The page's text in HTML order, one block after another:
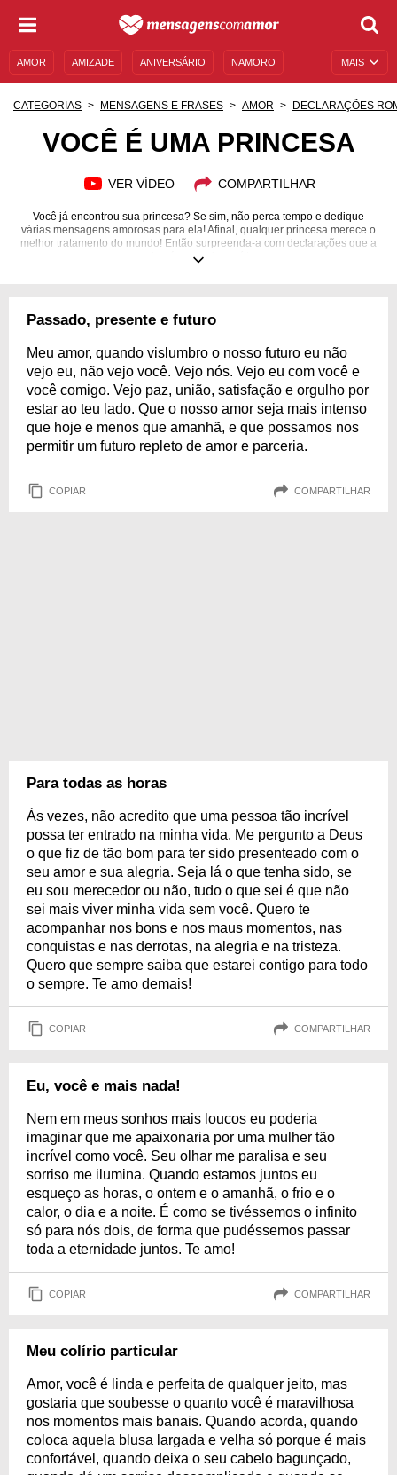
MAIS
AMOR AMIZADE ANIVERSÁRIO NAMORO
UNIVERSO FEMININO
CATEGORIAS MENSAGENS E FRASES AMOR DECLARAÇÕES
VOCÊ É UMA PRINCESA
VER VÍDEO COMPARTILHAR
Você já encontrou sua princesa? Se sim, não perca tempo e dedique
várias mensagens amorosas para ela! Afinal, qualquer princesa merece o
melhor tratamento do mundo! Então surpreenda-a com declarações que a
deixará de queixo caído.
Passado, presente e futuro
Meu amor, quando vislumbro o nosso futuro eu não
vejo eu, não vejo você. Vejo nós. Vejo eu com você e
você comigo. Vejo paz, união, satisfação e orgulho por
estar ao teu lado. Que o nosso amor seja mais intenso
que hoje e menos que amanhã, e que possamos nos
permitir um futuro repleto de amor e parceria.
COPIAR COMPARTILHAR
Para todas as horas
Às vezes, não acredito que uma pessoa tão incrível
possa ter entrado na minha vida. Me pergunto a Deus
o que fiz de tão bom para ter sido presenteado com o
seu amor e sua alegria. Seja lá o que tenha sido, se
eu sou merecedor ou não, tudo o que sei é que não
sei mais viver minha vida sem você. Quero te
acompanhar nos bons e nos maus momentos, nas
conquistas e nas derrotas, na alegria e na tristeza.
Quero que sempre saiba que estarei contigo para todo
o sempre. Te amo demais!
COPIAR COMPARTILHAR
Eu, você e mais nada!
Nem em meus sonhos mais loucos eu poderia
imaginar que me apaixonaria por uma mulher tão
incrível como você. Seu olhar me paralisa e seu
sorriso me ilumina. Quando estamos juntos eu
esqueço as horas, o ontem e o amanhã, o frio e o
calor, o dia e a noite. É como se tivéssemos o infinito
só para nós dois, de forma que pudéssemos passar
toda a eternidade juntos. Te amo!
COPIAR COMPARTILHAR
Meu colírio particular
Amor, você é linda e perfeita de qualquer jeito, mas
gostaria que soubesse o quanto você é maravilhosa
nos momentos mais banais. Quando acorda, quando
coloca aquela blusa largada e velha só porque é mais
confortável, quando deixa o seu cabelo bagunçado,